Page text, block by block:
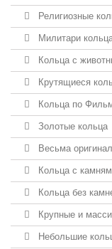
Религиозные
Милитари
Кольца с
Крутящиеся
Кольца по
Золотые кольца
Весьма
Кольца с
Кольца без
Крупные и
Небольшие